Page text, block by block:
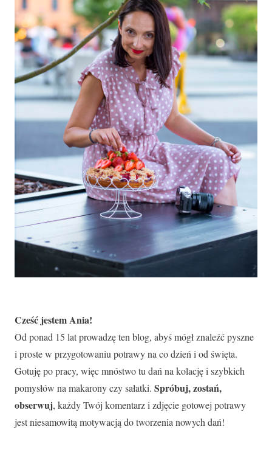
Cześć jestem Ania!
Od ponad 15 lat prowadzę ten blog, abyś mógł znaleźć pyszne
i proste w przygotowaniu potrawy na co dzień i od święta.
Gotuję po pracy, więc mnóstwo tu dań na kolację i szybkich
pomysłów na makarony czy sałatki. Spróbuj, zostań,
obserwuj, każdy Twój komentarz i zdjęcie gotowej potrawy
jest niesamowitą motywacją do tworzenia nowych dań!